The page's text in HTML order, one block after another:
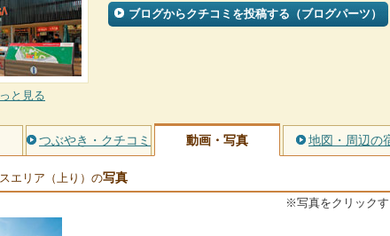
と見る
ブログからクチコミを投稿する（ブログパーツ）
つぶやき・クチコミ 動画・写真 地図・周辺の
エリア（上り）の写真
※写真をクリックす